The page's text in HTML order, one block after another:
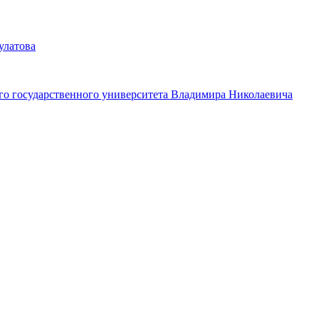
государственного университета Владимира Николаевича